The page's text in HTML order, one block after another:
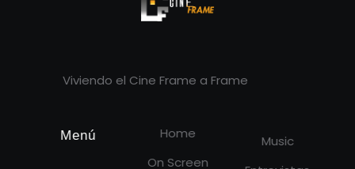
Viviendo el Cine Frame a Frame
Menú
Home
On Screen
Music